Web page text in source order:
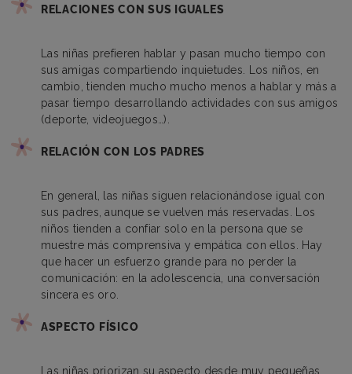
RELACIONES CON SUS IGUALES
Las niñas prefieren hablar y pasan mucho tiempo con
sus amigas compartiendo inquietudes. Los niños, en
cambio, tienden mucho mucho menos a hablar y más a
pasar tiempo desarrollando actividades con sus amigos
(deporte, videojuegos…).
RELACIÓN CON LOS PADRES
En general, las niñas siguen relacionándose igual con
sus padres, aunque se vuelven más reservadas. Los
niños tienden a confiar solo en la persona que se
muestre más comprensiva y empática con ellos. Hay
que hacer un esfuerzo grande para no perder la
comunicación: en la adolescencia, una conversación
sincera es oro.
ASPECTO FÍSICO
Las niñas priorizan su aspecto desde muy pequeñas,